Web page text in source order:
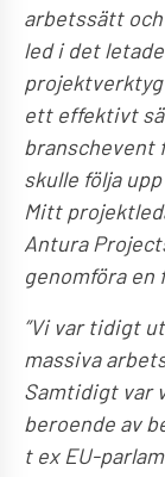
arbetssätt och
led i det
projektverktyg
ett effektivt
branschevent
skulle följa
Mitt
Antura
genomföra en
”Vi var tidigt
massiva
Samtidigt var
beroende av
t ex EU-